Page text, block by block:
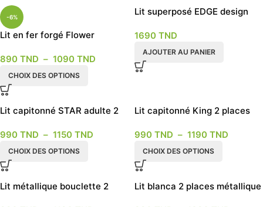
-6%
Lit en fer forgé Flower
890 TND – 1090 TND
CHOIX DES OPTIONS
Lit superposé EDGE design
1690 TND
AJOUTER AU PANIER
Lit capitonné STAR adulte 2
990 TND – 1150 TND
CHOIX DES OPTIONS
Lit capitonné King 2 places
990 TND – 1190 TND
CHOIX DES OPTIONS
Lit métallique bouclette 2
Lit blanca 2 places métallique